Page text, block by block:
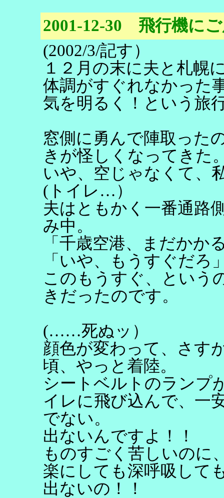
2001-12-30 飛行機に
(2002/3/記す）
１２月の末に夫と札幌
体調がすぐれなかった
気を明るく！という旅
窓側に勇んで陣取った
きが怪しくなってきた
いや、空じゃなくて、
(トイレ…）
夫はともかく一番通路
み中。
「千歳空港、まだかか
「いや、もうすぐだろ
このもうすぐ、という
きだったのです。
(……死ぬッ）
顔色が変わって、さす
頃、やっと着陸。
シートベルトのランプ
イレに飛び込んで、一
でない。
出ないんですよ！！
ものすごく苦しいのに
楽にしても深呼吸して
出ないの！！